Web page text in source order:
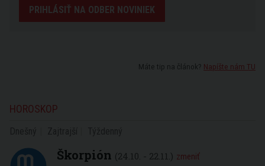
PRIHLÁSIŤ NA ODBER NOVINIEK
Máte tip na článok? Napíšte nám TU
HOROSKOP
Škorpión (24.10. - 22.11.) zmeniť